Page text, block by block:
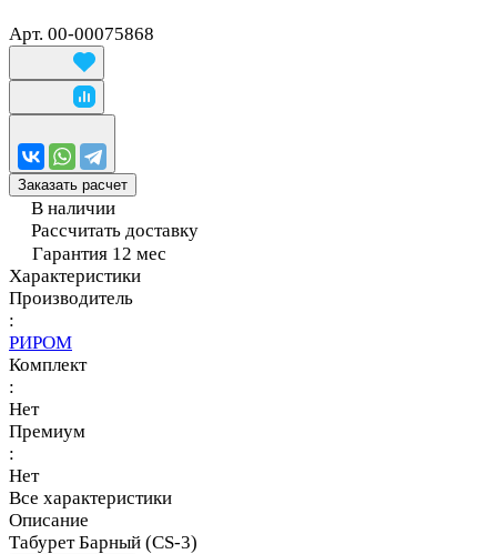
Арт. 00-00075868
Заказать расчет
В наличии
Рассчитать доставку
Гарантия 12 мес
Характеристики
Производитель
:
РИРОМ
Комплект
:
Нет
Премиум
:
Нет
Все характеристики
Описание
Табурет Барный (CS-3)